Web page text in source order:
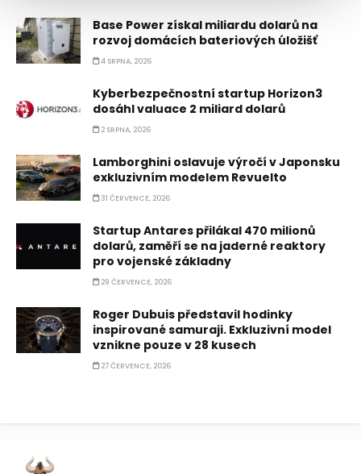
Base Power získal miliardu dolarů na
rozvoj domácích bateriových úložišť
4 SRPNA, 2026
Kyberbezpečnostní startup Horizon3
dosáhl valuace 2 miliard dolarů
2 SRPNA, 2026
Lamborghini oslavuje výročí v Japonsku
exkluzivním modelem Revuelto
31 ČERVENCE, 2026
Startup Antares přilákal 470 milionů
dolarů, zaměří se na jaderné reaktory
pro vojenské základny
29 ČERVENCE, 2026
Roger Dubuis představil hodinky
inspirované samuraji. Exkluzivní model
vznikne pouze v 28 kusech
27 ČERVENCE, 2026